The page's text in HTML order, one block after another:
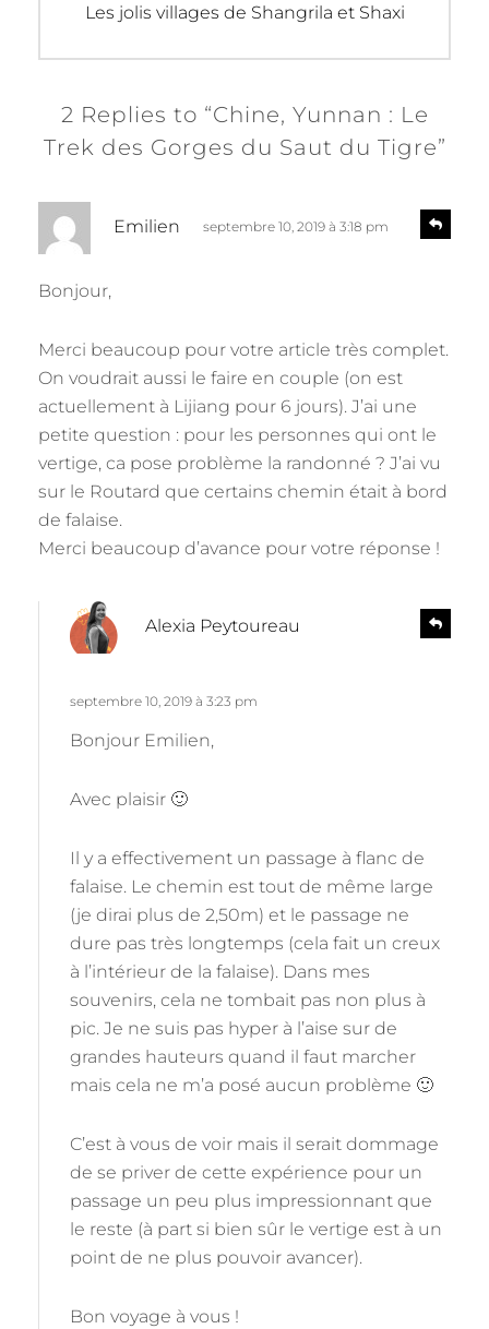
Next
Les jolis villages de Shangrila et Shaxi
2 Replies to “Chine, Yunnan : Le
Trek des Gorges du Saut du Tigre”
Emilien septembre 10, 2019 à 3:18 pm
Bonjour,
Merci beaucoup pour votre article très complet.
On voudrait aussi le faire en couple (on est
actuellement à Lijiang pour 6 jours). J’ai une
petite question : pour les personnes qui ont le
vertige, ca pose problème la randonné ? J’ai vu
sur le Routard que certains chemin était à bord
de falaise.
Merci beaucoup d’avance pour votre réponse !
e
Alexia Peytoureau
septembre 10, 2019 à 3:23 pm
Bonjour Emilien,
Avec plaisir 🙂
Il y a effectivement un passage à flanc de
falaise. Le chemin est tout de même large
(je dirai plus de 2,50m) et le passage ne
dure pas très longtemps (cela fait un creux
à l’intérieur de la falaise). Dans mes
souvenirs, cela ne tombait pas non plus à
pic. Je ne suis pas hyper à l’aise sur de
grandes hauteurs quand il faut marcher
mais cela ne m’a posé aucun problème 🙂
C’est à vous de voir mais il serait dommage
de se priver de cette expérience pour un
passage un peu plus impressionnant que
le reste (à part si bien sûr le vertige est à un
point de ne plus pouvoir avancer).
Bon voyage à vous !
e